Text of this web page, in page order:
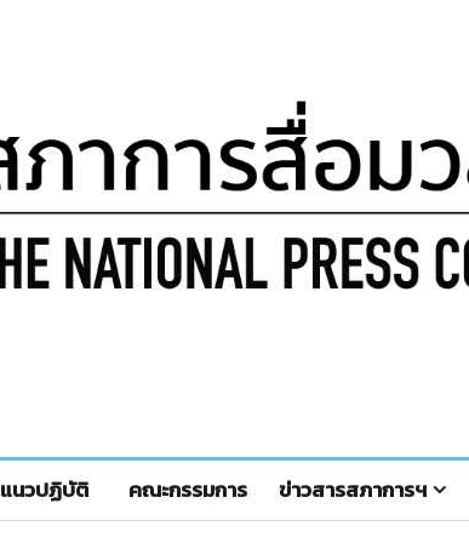
แนวปฏิบัติ คณะกรรมการ ข่าวสารสภาการฯ